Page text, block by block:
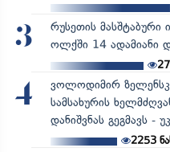
3
რუსეთის მასშტაბური
ოლქში 14 ადამიანი
4
ვოლოდიმირ
სამსახურის
დანიშვნას გეგმავს -
2253